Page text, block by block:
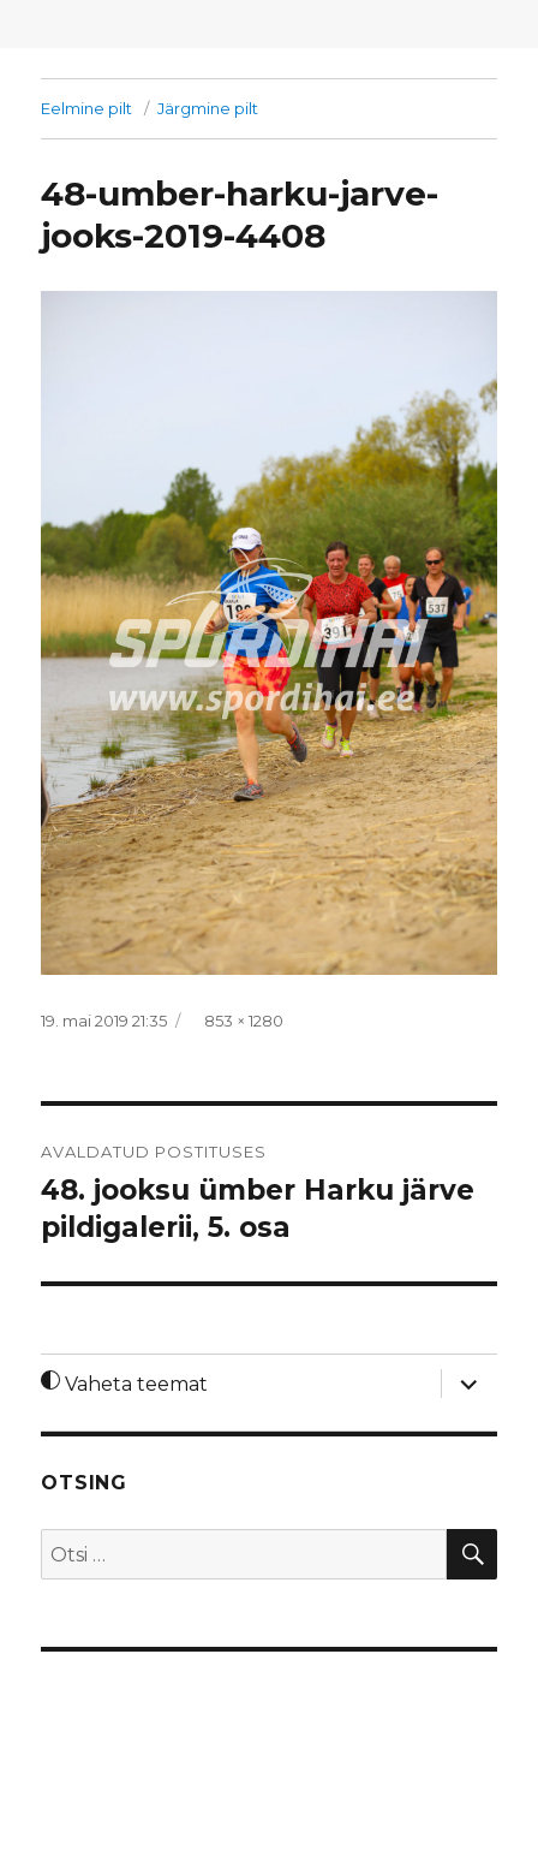
Eelmine pilt Järgmine pilt
48-umber-harku-jarve-
jooks-2019-4408
Postitatud
19. mai 2019 21:35 Täissuurus
853 × 1280
AVALDATUD POSTITUSES
48. jooksu ümber Harku järve
pildigalerii, 5. osa
Vaheta teemat
laienda
OTSING
Otsi: